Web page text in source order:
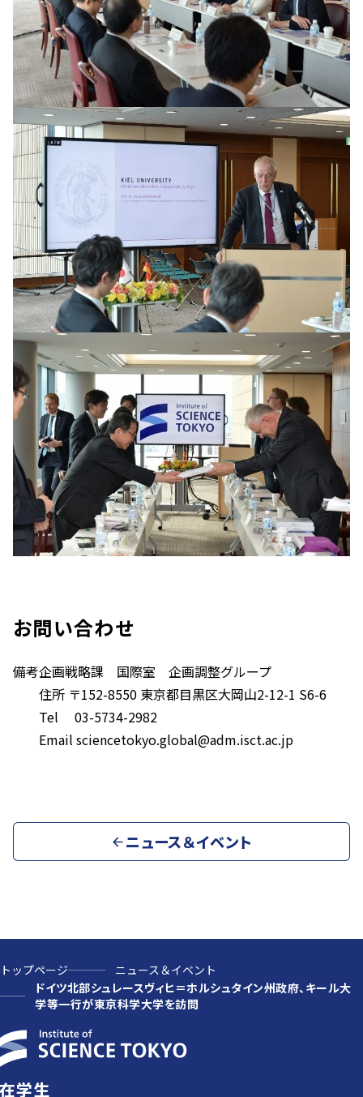
お問い合わせ
備考企画戦略課 国際室 企画調整グループ
住所 〒152-8550 東京都目黒区大岡山2-12-1 S6-6
Tel 03-5734-2982
Email sciencetokyo.global@adm.isct.ac.jp
ニュース＆イベント
トップページ
ニュース＆イベント
ドイツ北部シュレースヴィヒ＝ホルシュタイン州政府、キール大
学等一行が東京科学大学を訪問
在学生